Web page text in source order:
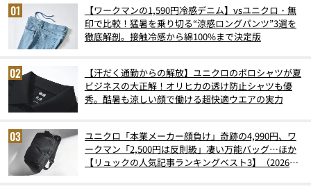
【ワークマンの1,590円冷感デニム】vsユニクロ・無
印で比較！猛暑を乗り切る“涼感ロングパンツ”3選を
徹底解剖。接触冷感から綿100%まで決定版
【汗だく通勤からの解放】ユニクロのポロシャツが夏
ビジネスの大正解！オリヒカの透け防止シャツも優
秀。酷暑も涼しい顔で働ける超快適ウエアの実力
ユニクロ「本業メーカー顔負け」奇跡の4,990円、ワ
ークマン「2,500円は反則級」凄い万能バッグ…ほか
【リュックの人気記事ランキングベスト3】（2026年